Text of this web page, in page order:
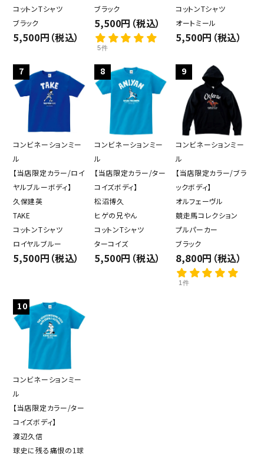
コットンTシャツ
ブラック
5,500円（税込）
ブラック
5,500円（税込）
5件
コットンTシャツ
オートミール
5,500円（税込）
7
コンビネーションミー
ル
【当店限定カラー/ロイ
ヤルブルーボディ】
久保建英
TAKE
コットンTシャツ
ロイヤルブルー
5,500円（税込）
8
コンビネーションミー
ル
【当店限定カラー/ター
コイズボディ】
松沼博久
ヒゲの兄やん
コットンTシャツ
ターコイズ
5,500円（税込）
9
コンビネーションミー
ル
【当店限定カラー/ブラ
ックボディ】
オルフェーヴル
競走馬コレクション
プルパーカー
ブラック
8,800円（税込）
1件
10
コンビネーションミー
ル
【当店限定カラー/ター
コイズボディ】
渡辺久信
球史に残る痛恨の1球